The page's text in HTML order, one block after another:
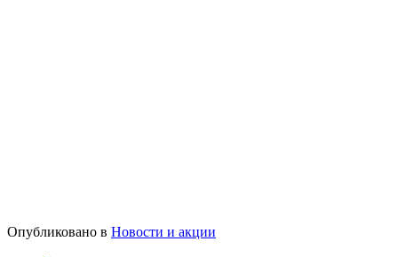
Опубликовано в Новости и акции